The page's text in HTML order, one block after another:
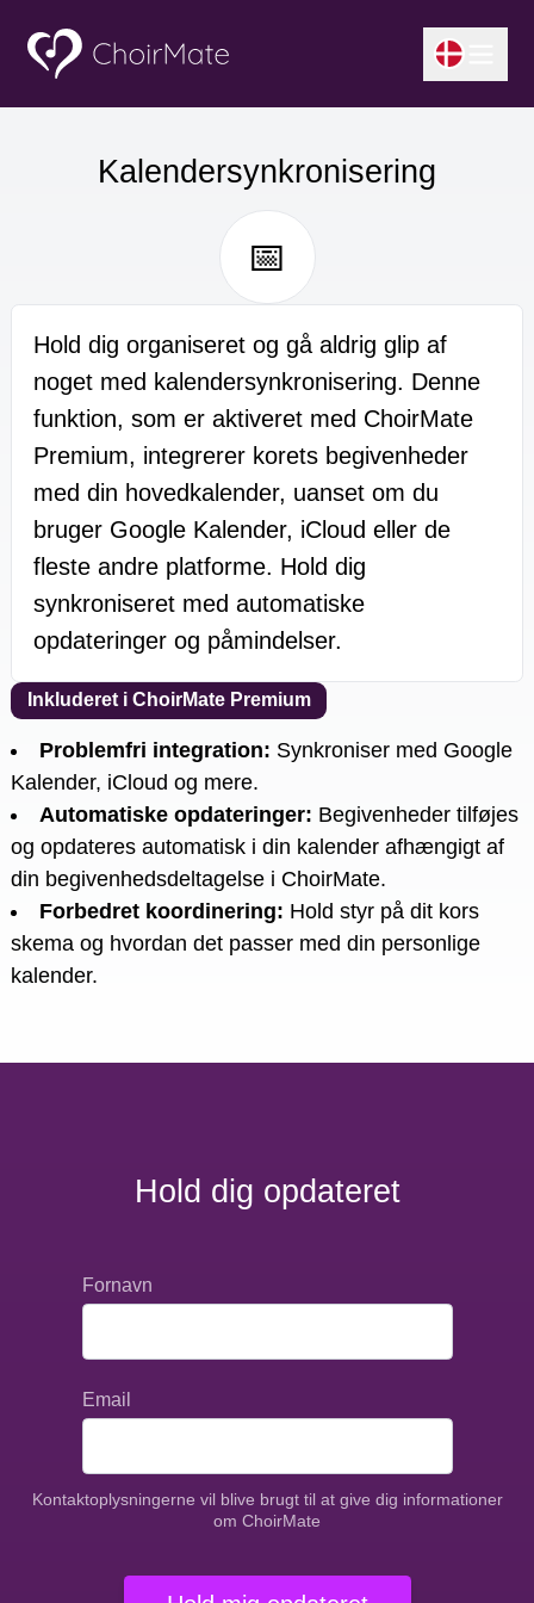
Kalendersynkronisering
Hold dig organiseret og gå aldrig glip af
noget med kalendersynkronisering. Denne
funktion, som er aktiveret med ChoirMate
Premium, integrerer korets begivenheder
med din hovedkalender, uanset om du
bruger Google Kalender, iCloud eller de
fleste andre platforme. Hold dig
synkroniseret med automatiske
opdateringer og påmindelser.
📅
Inkluderet i ChoirMate Premium
Problemfri integration: Synkroniser med Google
Kalender, iCloud og mere.
Automatiske opdateringer: Begivenheder tilføjes
og opdateres automatisk i din kalender afhængigt af
din begivenhedsdeltagelse i ChoirMate.
Forbedret koordinering: Hold styr på dit kors
skema og hvordan det passer med din personlige
kalender.
Hold dig opdateret
Fornavn
Email
Kontaktoplysningerne vil blive brugt til at give dig informationer
om ChoirMate